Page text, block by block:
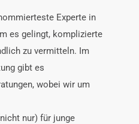
Experte in
es gelingt, komplizierte
zu vermitteln. Im
gibt es
wobei wir um
nur) für junge